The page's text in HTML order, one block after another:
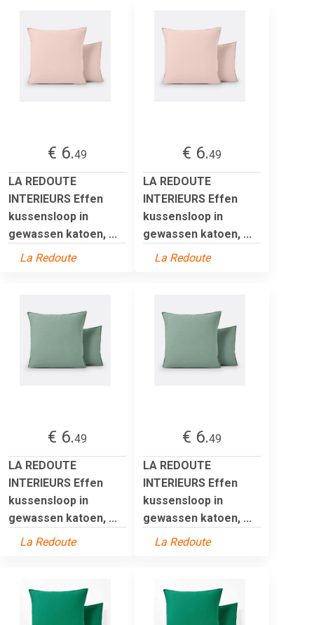
€ 6.49
LA REDOUTE
INTERIEURS Effen
kussensloop in
gewassen katoen, ...
La Redoute
€ 6.49
LA REDOUTE
INTERIEURS Effen
kussensloop in
gewassen katoen, ...
La Redoute
€ 6.49
LA REDOUTE
INTERIEURS Effen
kussensloop in
gewassen katoen, ...
La Redoute
€ 6.49
LA REDOUTE
INTERIEURS Effen
kussensloop in
gewassen katoen, ...
La Redoute